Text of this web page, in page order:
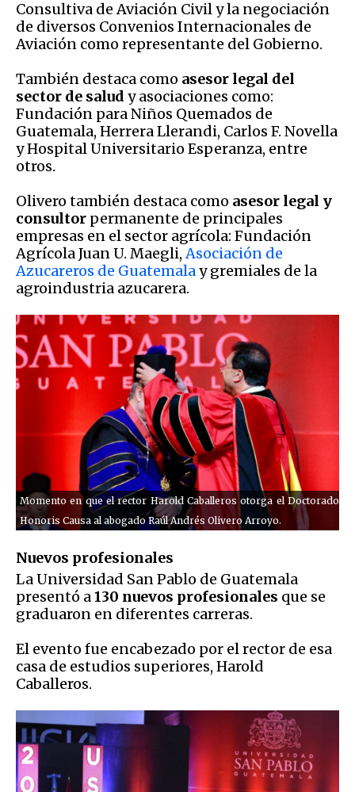
Consultiva de Aviación Civil y la negociación
de diversos Convenios Internacionales de
Aviación como representante del Gobierno.
También destaca como asesor legal del
sector de salud y asociaciones como:
Fundación para Niños Quemados de
Guatemala, Herrera Llerandi, Carlos F. Novella
y Hospital Universitario Esperanza, entre
otros.
Olivero también destaca como asesor legal y
consultor permanente de principales
empresas en el sector agrícola: Fundación
Agrícola Juan U. Maegli,Asociación de
Azucareros de Guatemalay gremiales de la
agroindustria azucarera.
Momento en que el rector Harold Caballeros otorga el Doctorado
Honoris Causa al abogado Raúl Andrés Olivero Arroyo.
Nuevos profesionales
La Universidad San Pablo de Guatemala
presentó a130 nuevos profesionales que se
graduaron en diferentes carreras.
El evento fue encabezado por el rector de esa
casa de estudios superiores, Harold
Caballeros.